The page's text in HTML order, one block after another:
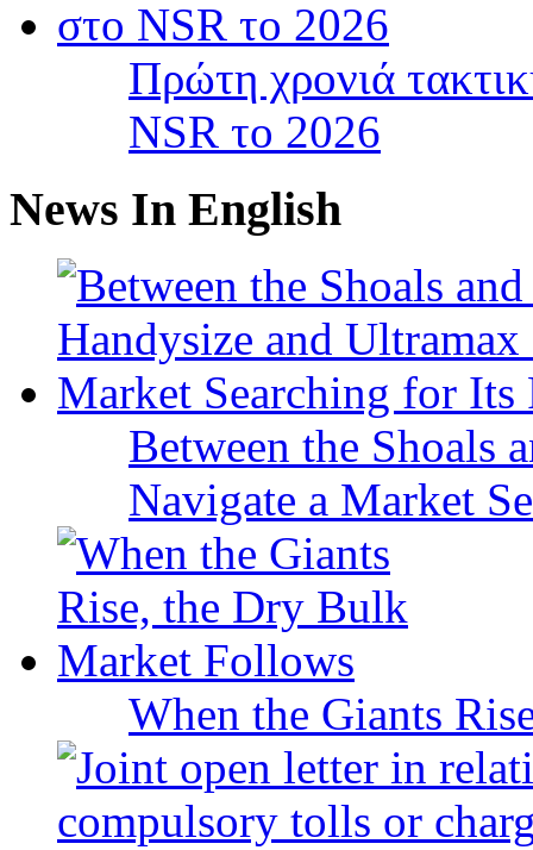
Πρώτη χρονιά
NSR το 2026
News In English
Between the Shoals
Navigate a Market
When the Giants